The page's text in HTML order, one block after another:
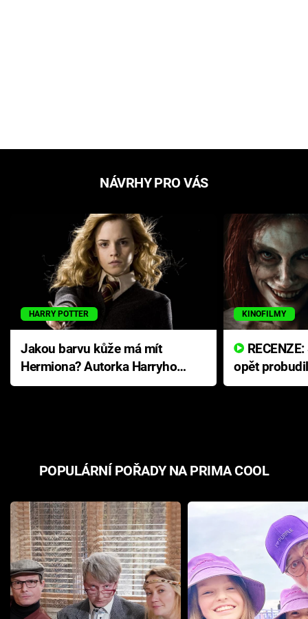
NÁVRHY PRO VÁS
HARRY POTTER
Jakou barvu kůže má mít
Hermiona? Autorka Harryho
Pottera přišla s ráznou
KINOFILMY
opět
přichází s
POPULÁRNÍ POŘADY NA PRIMA COOL